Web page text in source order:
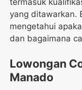
yang ditawarkan.
mengetahui
dan bagaimana
Lowongan
Manado